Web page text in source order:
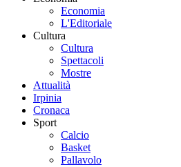
Economia
L'Editoriale
Cultura
Cultura
Spettacoli
Mostre
Attualità
Irpinia
Cronaca
Sport
Calcio
Basket
Pallavolo